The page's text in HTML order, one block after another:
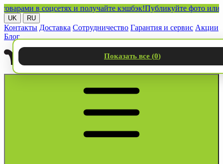
в соцсетях и получайте кэшбэк!Публикуйте фото или
UK RU
Контакты Доставка Сотрудничество Гарантия и сервис Акции
Блог
Показать все (0)